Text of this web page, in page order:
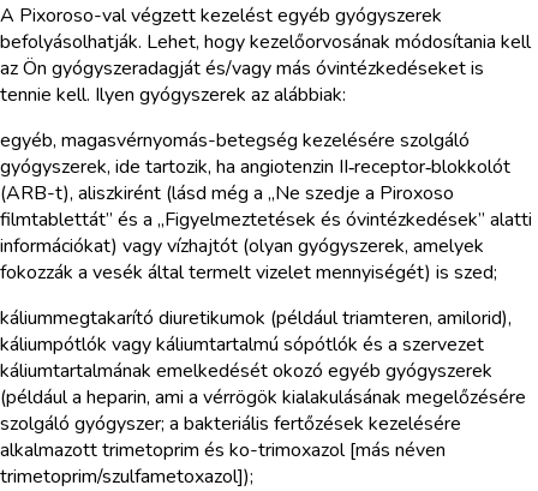
A Pixoroso-val végzett kezelést egyéb gyógyszerek
befolyásolhatják. Lehet, hogy kezelőorvosának módosítania kell
az Ön gyógyszeradagját és/vagy más óvintézkedéseket is
tennie kell. Ilyen gyógyszerek az alábbiak:
egyéb, magasvérnyomás-betegség kezelésére szolgáló
gyógyszerek, ide tartozik, ha angiotenzin II‑receptor‑blokkolót
(ARB-t), aliszkirént (lásd még a „Ne szedje a Piroxoso
filmtablettát” és a „Figyelmeztetések és óvintézkedések” alatti
információkat) vagy vízhajtót (olyan gyógyszerek, amelyek
fokozzák a vesék által termelt vizelet mennyiségét) is szed;
káliummegtakarító diuretikumok (például triamteren, amilorid),
káliumpótlók vagy káliumtartalmú sópótlók és a szervezet
káliumtartalmának emelkedését okozó egyéb gyógyszerek
(például a heparin, ami a vérrögök kialakulásának megelőzésére
szolgáló gyógyszer; a bakteriális fertőzések kezelésére
alkalmazott trimetoprim és ko-trimoxazol [más néven
trimetoprim/szulfametoxazol]);